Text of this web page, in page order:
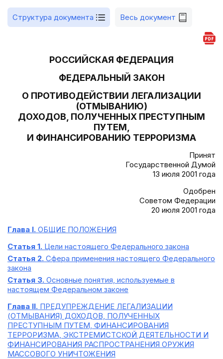
Структура документа Весь документ
РОССИЙСКАЯ ФЕДЕРАЦИЯ
ФЕДЕРАЛЬНЫЙ ЗАКОН
О ПРОТИВОДЕЙСТВИИ ЛЕГАЛИЗАЦИИ
(ОТМЫВАНИЮ)
ДОХОДОВ, ПОЛУЧЕННЫХ ПРЕСТУПНЫМ
ПУТЕМ,
И ФИНАНСИРОВАНИЮ ТЕРРОРИЗМА
Принят
Государственной Думой
13 июля 2001 года
Одобрен
Советом Федерации
20 июля 2001 года
Глава I. ОБЩИЕ ПОЛОЖЕНИЯ
Статья 1. Цели настоящего Федерального закона
Статья 2. Сфера применения настоящего Федерального
закона
Статья 3. Основные понятия, используемые в
настоящем Федеральном законе
Глава II. ПРЕДУПРЕЖДЕНИЕ ЛЕГАЛИЗАЦИИ
(ОТМЫВАНИЯ) ДОХОДОВ, ПОЛУЧЕННЫХ
ПРЕСТУПНЫМ ПУТЕМ, ФИНАНСИРОВАНИЯ
ТЕРРОРИЗМА, ЭКСТРЕМИСТСКОЙ ДЕЯТЕЛЬНОСТИ И
ФИНАНСИРОВАНИЯ РАСПРОСТРАНЕНИЯ ОРУЖИЯ
МАССОВОГО УНИЧТОЖЕНИЯ